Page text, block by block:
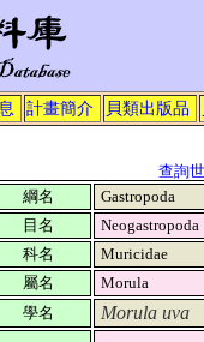
計畫簡介 貝類出版品
查詢
綱名
Gastropoda
目名
Neogastropoda
科名
Muricidae
屬名
Morula
學名
Morula uva